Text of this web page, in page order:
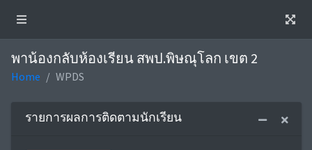
พาน้องกลับห้องเรียน สพป.พิษณุโลก เขต 2
Home WPDS
รายการผลการติดตามนักเรียน